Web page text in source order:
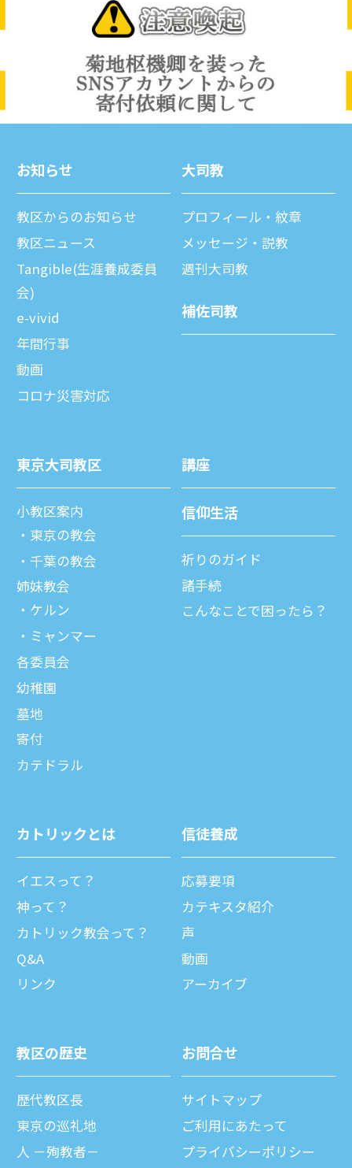
お知らせ
教区からのお知らせ
教区ニュース
Tangible(生涯養成委員
会)
e-vivid
年間⾏事
動画
コロナ災害対応
⼤司教
プロフィール・紋章
メッセージ・説教
週刊⼤司教
補佐司教
東京⼤司教区
⼩教区案内
東京の教会
千葉の教会
姉妹教会
ケルン
ミャンマー
各委員会
幼稚園
墓地
寄付
カテドラル
講座
信仰⽣活
祈りのガイド
諸⼿続
こんなことで困ったら？
カトリックとは
イエスって？
神って？
カトリック教会って？
Q&A
リンク
信徒養成
応募要項
カテキスタ紹介
声
動画
アーカイブ
教区の歴史
歴代教区⻑
東京の巡礼地
⼈ －殉教者－
お問合せ
サイトマップ
ご利⽤にあたって
プライバシーポリシー